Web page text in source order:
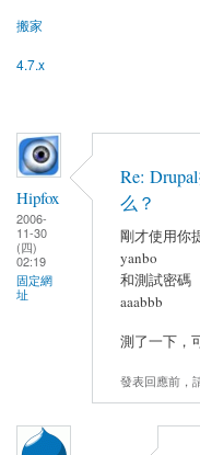
搬家
4.7.x
Hipfox
2006-
11-30
(四)
02:19
固定網
址
Re:
么？
剛才使用你
yanbo
和測試密碼
aaabbb
測了一下，
發表回應前，